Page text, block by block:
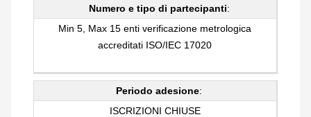
Numero e tipo di partecipanti:
Min 5, Max 15 enti verificazione metrologica
accreditati ISO/IEC 17020
Periodo adesione:
ISCRIZIONI CHIUSE